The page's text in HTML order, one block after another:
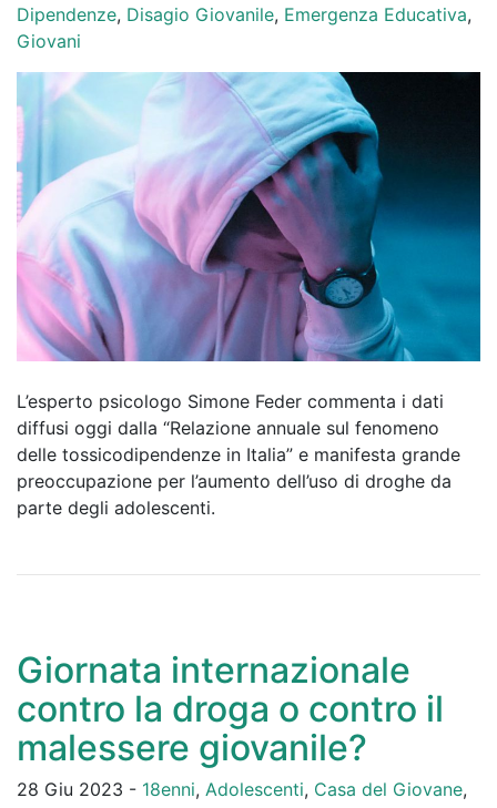
Dipendenze, Disagio Giovanile, Emergenza Educativa,
Giovani
L’esperto psicologo Simone Feder commenta i dati
diffusi oggi dalla “Relazione annuale sul fenomeno
delle tossicodipendenze in Italia” e manifesta grande
preoccupazione per l’aumento dell’uso di droghe da
parte degli adolescenti.
Giornata internazionale
contro la droga o contro il
malessere giovanile?
28 Giu 2023 - 18enni, Adolescenti, Casa del Giovane,